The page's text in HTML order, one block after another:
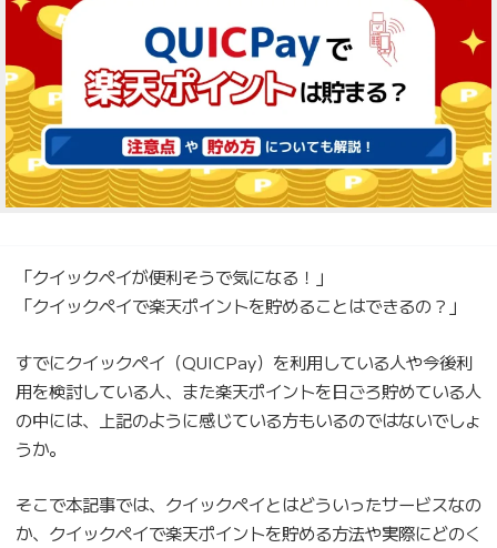
「クイックペイが便利そうで気になる！」
「クイックペイで楽天ポイントを貯めることはできるの？」
すでにクイックペイ（QUICPay）を利用している人や今後利
用を検討している人、また楽天ポイントを日ごろ貯めている人
の中には、上記のように感じている方もいるのではないでしょ
うか。
そこで本記事では、クイックペイとはどういったサービスなの
か、クイックペイで楽天ポイントを貯める方法や実際にどのく